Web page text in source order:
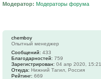
Модератор: Модераторы форума
chemboy
Опытный менеджер
Сообщений: 433
Благодарностей: 759
Зарегистрирован: 04 апр 2020, 15:21
Откуда: Нижний Тагил, Россия
Рейтинг: 669